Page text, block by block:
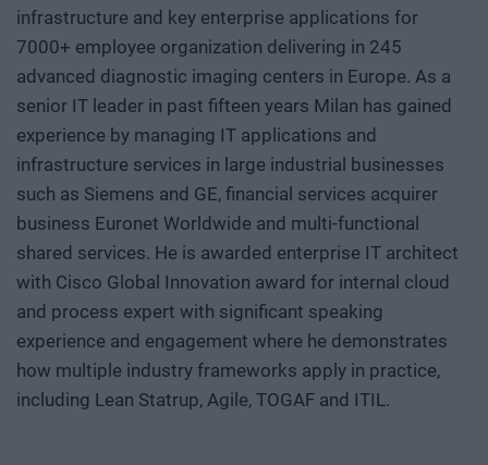
infrastructure and key enterprise applications for
7000+ employee organization delivering in 245
advanced diagnostic imaging centers in Europe. As a
senior IT leader in past fifteen years Milan has gained
experience by managing IT applications and
infrastructure services in large industrial businesses
such as Siemens and GE, financial services acquirer
business Euronet Worldwide and multi-functional
shared services. He is awarded enterprise IT architect
with Cisco Global Innovation award for internal cloud
and process expert with significant speaking
experience and engagement where he demonstrates
how multiple industry frameworks apply in practice,
including Lean Statrup, Agile, TOGAF and ITIL.